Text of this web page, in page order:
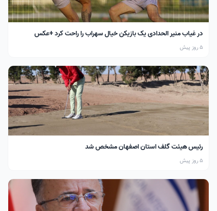
در غیاب منیر الحدادی یک بازیکن خیال سهراب را راحت کرد +عکس
5 روز پیش
رئیس هیئت گلف استان اصفهان مشخص شد
5 روز پیش